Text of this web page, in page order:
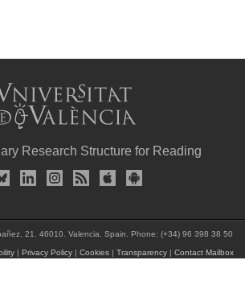
Research Structure for Reading
21. 46010. Valencia. Spain. Phone: (+34) 96 398 38 50
|Privacy Policy |Cookies |Transparency |Contact Mailbox